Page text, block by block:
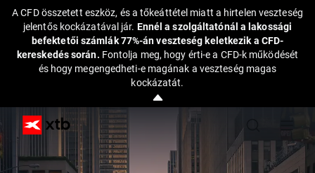
A CFD összetett eszköz, és a tőkeáttétel miatt a hirtelen veszteség
jelentős kockázatával jár. Ennél a szolgáltatónál a lakossági
befektetői számlák 77%-án veszteség keletkezik a CFD-
kereskedés során. Fontolja meg, hogy érti-e a CFD-k működését
és hogy megengedheti-e magának a veszteség magas
kockázatát.